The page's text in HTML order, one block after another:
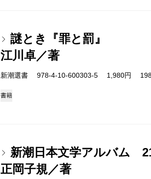
謎とき『罪と罰』
江川卓／著
新潮選書 978-4-10-600303-5 1,980円
書籍
新潮日本文学アルバム
正岡子規／著